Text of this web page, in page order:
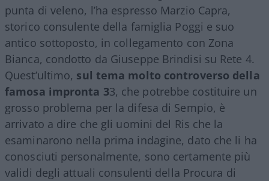
punta di veleno, l’ha espresso Marzio Capra,
storico consulente della famiglia Poggi e suo
antico sottoposto, in collegamento con Zona
Bianca, condotto da Giuseppe Brindisi su Rete 4.
Quest’ultimo, sul tema molto controverso della
famosa impronta 33, che potrebbe costituire un
grosso problema per la difesa di Sempio, è
arrivato a dire che gli uomini del Ris che la
esaminarono nella prima indagine, dato che li ha
conosciuti personalmente, sono certamente più
validi degli attuali consulenti della Procura di